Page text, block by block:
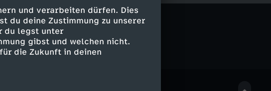
und verarbeiten dürfen. Dies
deine Zustimmung zu unserer
du legst unter
gibst und welchen nicht.
die Zukunft in deinen
Klo